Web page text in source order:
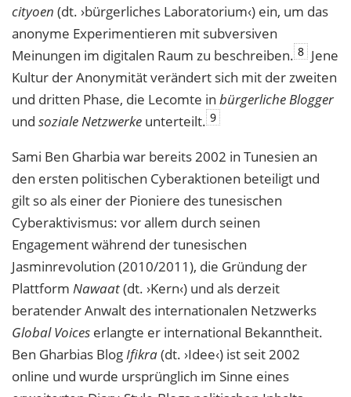
cityoen (dt. ›bürgerliches Laboratorium‹) ein, um das
anonyme Experimentieren mit subversiven
Meinungen im digitalen Raum zu beschreiben. 8 Jene
Kultur der Anonymität verändert sich mit der zweiten
und dritten Phase, die Lecomte in bürgerliche Blogger
und soziale Netzwerke unterteilt. 9
Sami Ben Gharbia war bereits 2002 in Tunesien an
den ersten politischen Cyberaktionen beteiligt und
gilt so als einer der Pioniere des tunesischen
Cyberaktivismus: vor allem durch seinen
Engagement während der tunesischen
Jasminrevolution (2010/2011), die Gründung der
Plattform Nawaat(dt. ›Kern‹) und als derzeit
beratender Anwalt des internationalen Netzwerks
Global Voices erlangte er international Bekanntheit.
Ben Gharbias BlogIfikra(dt. ›Idee‹) ist seit 2002
online und wurde ursprünglich im Sinne eines